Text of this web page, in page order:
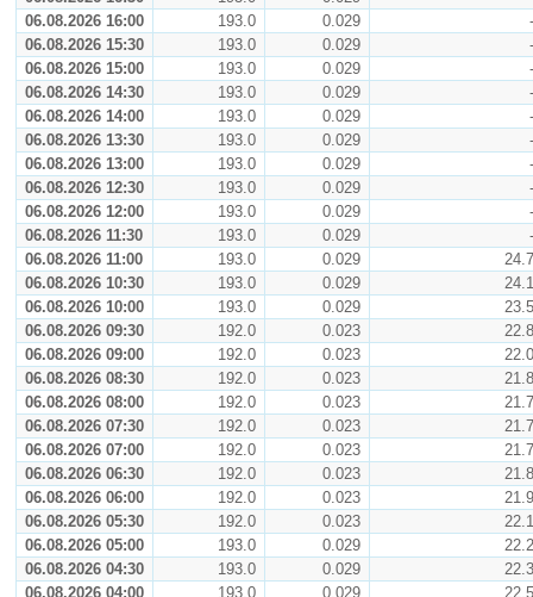
06.08.2026 16:00
193.0 0.029
-
06.08.2026 15:30
193.0 0.029
-
06.08.2026 15:00
193.0 0.029
-
06.08.2026 14:30
193.0 0.029
-
06.08.2026 14:00
193.0 0.029
-
06.08.2026 13:30
193.0 0.029
-
06.08.2026 13:00
193.0 0.029
-
06.08.2026 12:30
193.0 0.029
-
06.08.2026 12:00
193.0 0.029
-
06.08.2026 11:30
193.0 0.029
-
06.08.2026 11:00
193.0 0.029
24.7
06.08.2026 10:30
193.0 0.029
24.1
06.08.2026 10:00
193.0 0.029
23.5
06.08.2026 09:30
192.0 0.023
22.8
06.08.2026 09:00
192.0 0.023
22.0
06.08.2026 08:30
192.0 0.023
21.8
06.08.2026 08:00
192.0 0.023
21.7
06.08.2026 07:30
192.0 0.023
21.7
06.08.2026 07:00
192.0 0.023
21.7
06.08.2026 06:30
192.0 0.023
21.8
06.08.2026 06:00
192.0 0.023
21.9
06.08.2026 05:30
192.0 0.023
22.1
06.08.2026 05:00
193.0 0.029
22.2
06.08.2026 04:30
193.0 0.029
22.3
06.08.2026 04:00
193.0 0.029
22.5